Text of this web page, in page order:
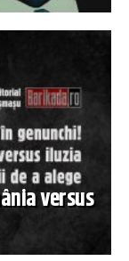
versus